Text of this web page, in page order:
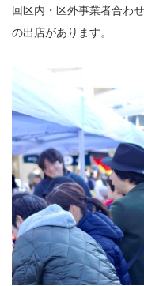
回区内・区外事業者合わ
の出店があります。